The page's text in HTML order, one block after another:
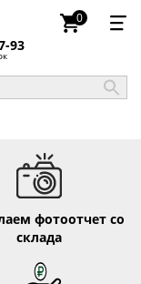
93
0
фотоотчет со
склада